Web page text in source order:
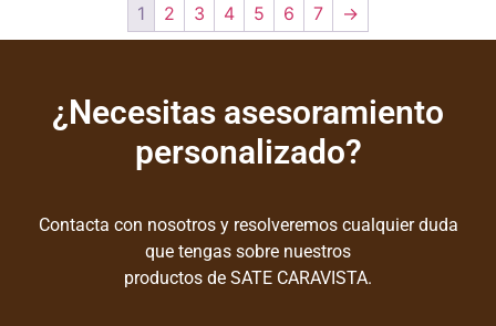
1 2 3 4 5 6 7 →
¿Necesitas asesoramiento
personalizado?
Contacta con nosotros y resolveremos cualquier duda
que tengas sobre nuestros
productos de SATE CARAVISTA.